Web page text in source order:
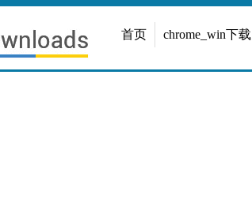
首页 chrome_win下载